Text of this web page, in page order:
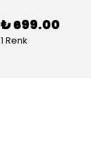
₺ 699.00
1 Renk